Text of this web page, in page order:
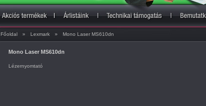
Főoldal » Lexmark » Mono Laser MS610dn
Mono Laser MS610dn
Lézernyomtató